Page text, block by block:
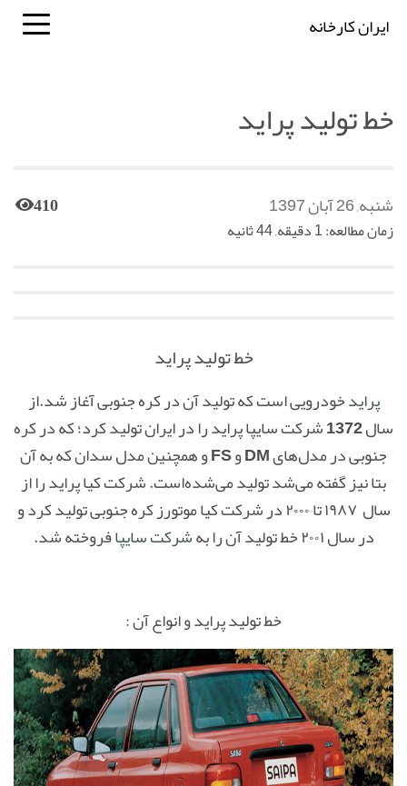
ایران کارخانه
خط تولید پراید
شنبه, 26 آبان 1397 410
زمان مطالعه: 1 دقیقه, 44 ثانیه
خط تولید پراید
پرایدخودرویی است که تولید آن در کره جنوبی آغاز شد.از
سال 1372 شرکت سایپا پراید را در ایران تولید کرد؛ که در کره
جنوبی در مدل‌های DM و FS و همچنین مدل سدان که به آن
بتا نیز گفته می‌شد تولید می‌شده‌است. شرکت کیا پراید را از
سال ۱۹۸۷ تا ۲۰۰۰ در شرکت کیا موتورز کره جنوبی تولید کرد و
در سال ۲۰۰۱ خط تولید آن را به
شرکت سایپافروخته شد.
خط تولید پراید و انواع آن :